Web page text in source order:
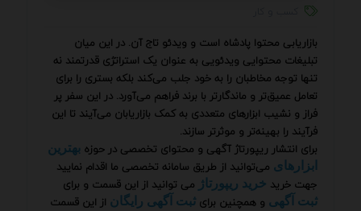
بازاریابی محتوا پادشاه است و ویدئو تاج آن. در این میان
تبلیغات محتوایی ویدئویی به عنوان یک استراتژی قدرتمند نه
تنها توجه مخاطبان را به خود جلب می‌کند بلکه بستری را برای
تعامل عمیق‌تر و ماندگارتر با برند فراهم می‌آورد. در این سفر پر
فراز و نشیب ابزارهای متعددی به کمک بازاریابان می‌آیند تا این
فرآیند را بهینه‌تر و موثرتر سازند.
برای انتشار ریپورتاژ آگهی و محتوای تخصصی در حوزه بهترین
ابزارهای می‌توانید از طریق سامانه تخصصی ما اقدام نمایید
جهت خرید خرید ریپورتاژ می توانید از این قسمت و برای
ثبت آگهی و همچنین برای ثبت آگهی رایگان از این قسمت